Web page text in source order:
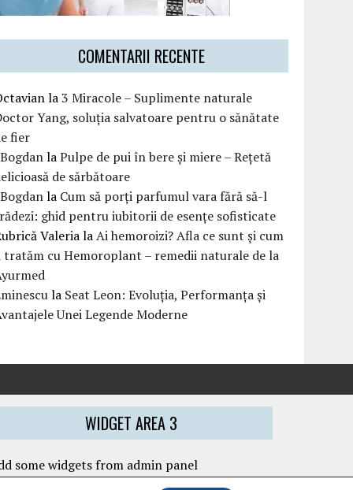
COMENTARII RECENTE
la3 Miracole – Suplimente naturale
Yang, soluția salvatoare pentru o sănătate
fier
laPulpe de pui în bere și miere – Rețetă
de sărbătoare
la Cum să porți parfumul vara fără să-l
ghid pentru iubitorii de esențe sofisticate
ValerialaAi hemoroizi? Afla ce sunt și cum
tratăm cu Hemoroplant – remedii naturale de la
la Seat Leon: Evoluția, Performanța și
Unei Legende Moderne
WIDGET AREA 3
some widgets from admin panel